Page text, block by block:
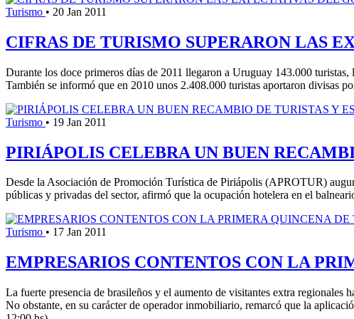
Turismo • 20 Jan 2011
CIFRAS DE TURISMO SUPERARON LAS
Durante los doce primeros días de 2011 llegaron a Uruguay 143.000
También se informó que en 2010 unos 2.408.000 turistas aportaron divisas
Turismo • 19 Jan 2011
PIRIÁPOLIS CELEBRA UN BUEN
Desde la Asociación de Promoción Turística de Piriápolis (APROTUR)
públicas y privadas del sector, afirmó que la ocupación hotelera en el
Turismo • 17 Jan 2011
EMPRESARIOS CONTENTOS CON LA
La fuerte presencia de brasileños y el aumento de visitantes extra
No obstante, en su carácter de operador inmobiliario, remarcó que la